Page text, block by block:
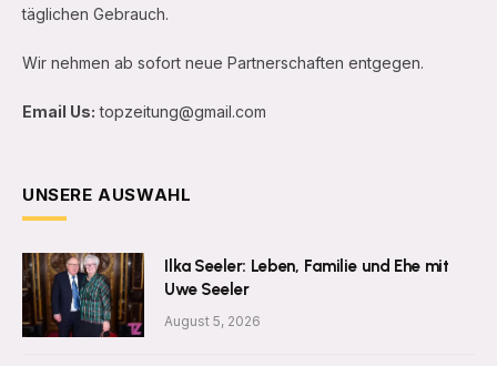
täglichen Gebrauch.
Wir nehmen ab sofort neue Partnerschaften entgegen.
Email Us: topzeitung@gmail.com
UNSERE AUSWAHL
Ilka Seeler: Leben, Familie und Ehe mit
Uwe Seeler
August 5, 2026